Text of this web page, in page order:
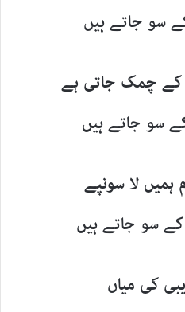
سو جاتے ہیں
کے چمک جاتی ہے
سو جاتے ہیں
لا سونپے
سو جاتے ہیں
کی میاں